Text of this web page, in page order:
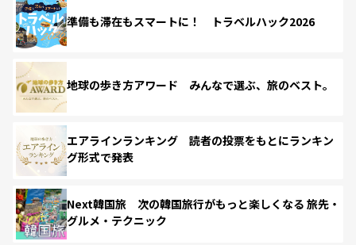
準備も滞在もスマートに！ トラベルハック2026
地球の歩き方アワード みんなで選ぶ、旅のベスト。
エアラインランキング 読者の投票をもとにランキン
グ形式で発表
Next韓国旅 次の韓国旅行がもっと楽しくなる 旅先・
グルメ・テクニック